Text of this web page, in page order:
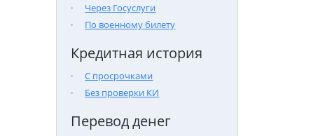
Через Госуслуги
По военному билету
Кредитная история
С просрочками
Без проверки КИ
Перевод денег